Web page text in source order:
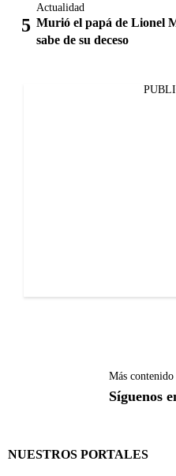
Actualidad
Murió el papá de Lionel
sabe de su deceso
Más contenido
Síguenos
NUESTROS PORTALES